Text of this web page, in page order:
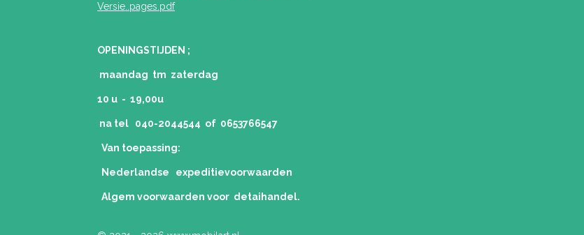
Versie..pages.pdf
OPENINGSTIJDEN ;
maandag tm zaterdag
10 u - 19,00u
na tel 040-2044544 of 0653766547
Van toepassing:
Nederlandse expeditievoorwaarden
Algem voorwaarden voor detaihandel.